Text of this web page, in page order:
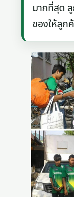
มากที่สุด ลู
ของให้ลูก